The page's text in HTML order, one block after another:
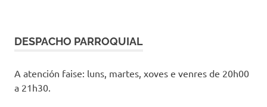
DESPACHO PARROQUIAL
A atención faise: luns, martes, xoves e venres de 20h00
a 21h30.